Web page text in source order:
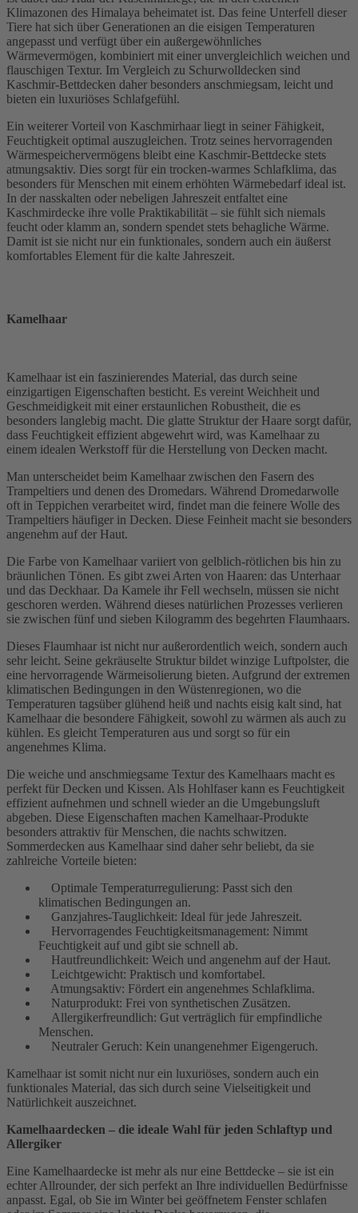
Klimazonen des Himalaya beheimatet ist. Das feine Unterfell dieser
Tiere hat sich über Generationen an die eisigen Temperaturen
angepasst und verfügt über ein außergewöhnliches
Wärmevermögen, kombiniert mit einer unvergleichlich weichen und
flauschigen Textur. Im Vergleich zu Schurwolldecken sind
Kaschmir-Bettdecken daher besonders anschmiegsam, leicht und
bieten ein luxuriöses Schlafgefühl.
Ein weiterer Vorteil von Kaschmirhaar liegt in seiner Fähigkeit,
Feuchtigkeit optimal auszugleichen. Trotz seines hervorragenden
Wärmespeichervermögens bleibt eine Kaschmir-Bettdecke stets
atmungsaktiv. Dies sorgt für ein trocken-warmes Schlafklima, das
besonders für Menschen mit einem erhöhten Wärmebedarf ideal ist.
In der nasskalten oder nebeligen Jahreszeit entfaltet eine
Kaschmirdecke ihre volle Praktikabilität – sie fühlt sich niemals
feucht oder klamm an, sondern spendet stets behagliche Wärme.
Damit ist sie nicht nur ein funktionales, sondern auch ein äußerst
komfortables Element für die kalte Jahreszeit.
Kamelhaar
Kamelhaar ist ein faszinierendes Material, das durch seine
einzigartigen Eigenschaften besticht. Es vereint Weichheit und
Geschmeidigkeit mit einer erstaunlichen Robustheit, die es
besonders langlebig macht. Die glatte Struktur der Haare sorgt dafür,
dass Feuchtigkeit effizient abgewehrt wird, was Kamelhaar zu
einem idealen Werkstoff für die Herstellung von Decken macht.
Man unterscheidet beim Kamelhaar zwischen den Fasern des
Trampeltiers und denen des Dromedars. Während Dromedarwolle
oft in Teppichen verarbeitet wird, findet man die feinere Wolle des
Trampeltiers häufiger in Decken. Diese Feinheit macht sie besonders
angenehm auf der Haut.
Die Farbe von Kamelhaar variiert von gelblich-rötlichen bis hin zu
bräunlichen Tönen. Es gibt zwei Arten von Haaren: das Unterhaar
und das Deckhaar. Da Kamele ihr Fell wechseln, müssen sie nicht
geschoren werden. Während dieses natürlichen Prozesses verlieren
sie zwischen fünf und sieben Kilogramm des begehrten Flaumhaars.
Dieses Flaumhaar ist nicht nur außerordentlich weich, sondern auch
sehr leicht. Seine gekräuselte Struktur bildet winzige Luftpolster, die
eine hervorragende Wärmeisolierung bieten. Aufgrund der extremen
klimatischen Bedingungen in den Wüstenregionen, wo die
Temperaturen tagsüber glühend heiß und nachts eisig kalt sind, hat
Kamelhaar die besondere Fähigkeit, sowohl zu wärmen als auch zu
kühlen. Es gleicht Temperaturen aus und sorgt so für ein
angenehmes Klima.
Die weiche und anschmiegsame Textur des Kamelhaars macht es
perfekt für Decken und Kissen. Als Hohlfaser kann es Feuchtigkeit
effizient aufnehmen und schnell wieder an die Umgebungsluft
abgeben. Diese Eigenschaften machen Kamelhaar-Produkte
besonders attraktiv für Menschen, die nachts schwitzen.
Sommerdecken aus Kamelhaar sind daher sehr beliebt, da sie
zahlreiche Vorteile bieten:
Optimale Temperaturregulierung: Passt sich den
klimatischen Bedingungen an.
Ganzjahres-Tauglichkeit: Ideal für jede Jahreszeit.
Hervorragendes Feuchtigkeitsmanagement: Nimmt
Feuchtigkeit auf und gibt sie schnell ab.
Hautfreundlichkeit: Weich und angenehm auf der Haut.
Leichtgewicht: Praktisch und komfortabel.
Atmungsaktiv: Fördert ein angenehmes Schlafklima.
Naturprodukt: Frei von synthetischen Zusätzen.
Allergikerfreundlich: Gut verträglich für empfindliche
Menschen.
Neutraler Geruch: Kein unangenehmer Eigengeruch.
Kamelhaar ist somit nicht nur ein luxuriöses, sondern auch ein
funktionales Material, das sich durch seine Vielseitigkeit und
Natürlichkeit auszeichnet.
Kamelhaardecken – die ideale Wahl für jeden Schlaftyp und
Allergiker
Eine Kamelhaardecke ist mehr als nur eine Bettdecke – sie ist ein
echter Allrounder, der sich perfekt an Ihre individuellen Bedürfnisse
anpasst. Egal, ob Sie im Winter bei geöffnetem Fenster schlafen